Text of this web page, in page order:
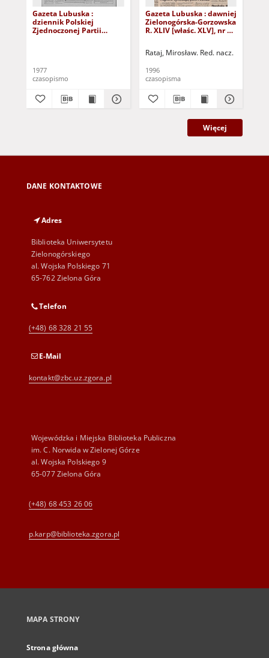
Gazeta Lubuska :
dziennik Polskiej
Zjednoczonej Partii
1977
czasopismo
Gazeta Lubuska : dawniej
Zielonogórska-Gorzowska
R. XLIV [właśc. XLV], nr 52
Rataj, Mirosław. Red. nacz.
1996
czasopisma
Więcej
DANE KONTAKTOWE
Adres
Biblioteka Uniwersytetu
Zielonogórskiego
al. Wojska Polskiego 71
65-762 Zielona Góra
Telefon
(+48) 68 328 21 55
E-Mail
kontakt@zbc.uz.zgora.pl
Wojewódzka i Miejska Biblioteka Publiczna
im. C. Norwida w Zielonej Górze
al. Wojska Polskiego 9
65-077 Zielona Góra
(+48) 68 453 26 06
p.karp@biblioteka.zgora.pl
MAPA STRONY
Strona główna